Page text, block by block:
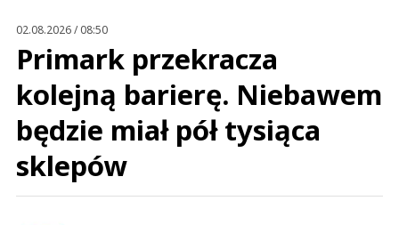
02.08.2026 / 08:50
Primark przekracza
kolejną barierę. Niebawem
będzie miał pół tysiąca
sklepów